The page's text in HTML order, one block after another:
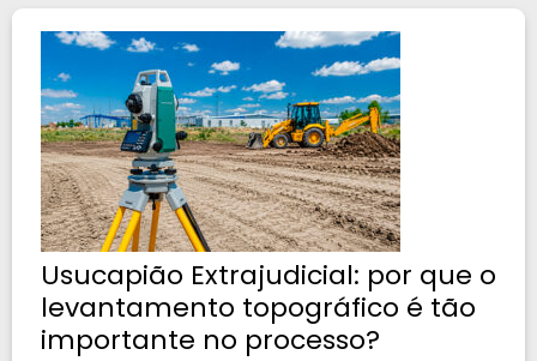
Usucapião Extrajudicial: por que o
levantamento topográfico é tão
importante no processo?